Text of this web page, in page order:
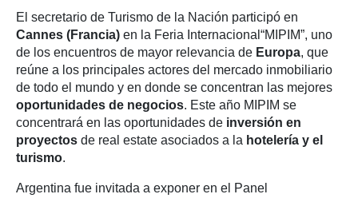
El secretario de Turismo de la Nación participó en
Cannes (Francia) en la Feria Internacional“MIPIM”, uno
de los encuentros de mayor relevancia de Europa, que
reúne a los principales actores del mercado inmobiliario
de todo el mundo y en donde se concentran las mejores
oportunidades de negocios. Este año MIPIM se
concentrará en las oportunidades de inversión en
proyectos de real estate asociados a la hotelería y el
turismo.
Argentina fue invitada a exponer en el Panel